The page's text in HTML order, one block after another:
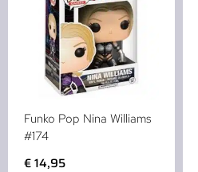
Funko Pop Nina Williams
#174
€14,95